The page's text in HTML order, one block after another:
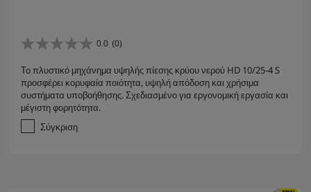
0.0 (0)
0
0
α
π
ό
α
Το πλυστικό μηχάνημα υψηλής πίεσης κρύου νερού HD 10/25-4 S
προσφέρει κορυφαία ποιότητα, υψηλή απόδοση και χρήσιμα
συστήματα υποβοήθησης. Σχεδιασμένο για εργονομική εργασία και
μέγιστη φορητότητα.
Σύγκριση